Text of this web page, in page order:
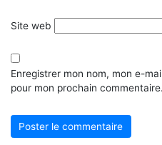
Site web
Enregistrer mon nom, mon e-
pour mon prochain commentaire.